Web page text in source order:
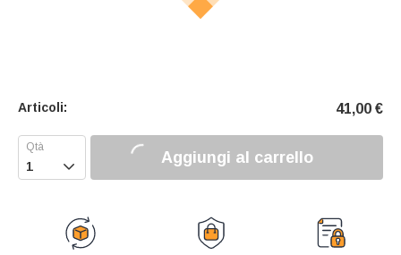
Articoli: 41,00 €
 Aggiungi al carrello